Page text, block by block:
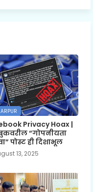
Privacy Hoax |
“गोपनीयता
पोस्ट ही दिशाभूल
13, 2025